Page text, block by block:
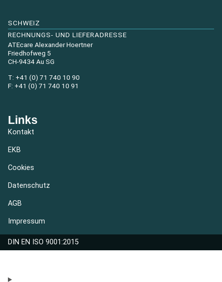
SCHWEIZ
RECHNUNGS- UND LIEFERADRESSE
ATEcare Alexander Hoertner
Friedhofweg 5
CH-9434 Au SG
T: +41 (0) 71 740 10 90
F: +41 (0) 71 740 10 91
Links
Kontakt
EKB
Cookies
Datenschutz
AGB
Impressum
DIN EN ISO 9001:2015